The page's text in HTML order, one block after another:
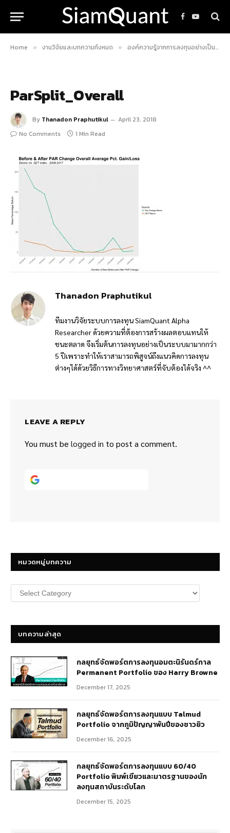
Facebook
YouTube
Home » งานวิจัยและบทความทั้งหมด » องค์ความรู้จากการลงทุนอย่างเป็นระบบ
ParSplit_Overall
By Thanadon Praphutikul
April 23, 2018
No Comments
1 Min Read
Thanadon Praphutikul
ทีมงานวิจัยระบบการลงทุน SiamQuant Alpha
Researcher ด้วยความที่ต้องการสร้างผลตอบแทนให้
ชนะตลาด จึงเริ่มต้นการลงทุนอย่างเป็นระบบมามากกว่า
5 ปีเพราะทำให้เราสามารถพิสูจน์ถึงแนวคิดการลงทุน
ต่างๆได้ด้วยวิธีการทางวิทยาศาสตร์ที่จับต้องได้จริง ^^
LEAVE A REPLY
You must be logged in to post a comment.
หมวดหมู่บทความ
หมวด
หมู่
บทความล่าสุด
กลยุทธ์​จัดพอร์ตการลงทุนอมตะนิรันดร์กาล
Permanent Portfolio ของ Harry Browne
December 17, 2025
กลยุทธ์จัดพอร์ตการลงทุนแบบ Talmud
Portfolio จากภูมิปัญญาพันปีของชาวยิว
December 16, 2025
กลยุทธ์จัดพอร์ตการลงทุนแบบ 60/40
Portfolio พิมพ์เขียวและมาตรฐานของนัก
ลงทุนสถาบันระดับโลก
December 15, 2025